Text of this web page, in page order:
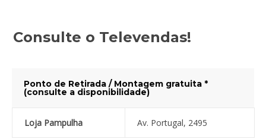
Consulte o Televendas!
Ponto de Retirada / Montagem gratuita *
(consulte a disponibilidade)
Loja Pampulha Av. Portugal, 2495